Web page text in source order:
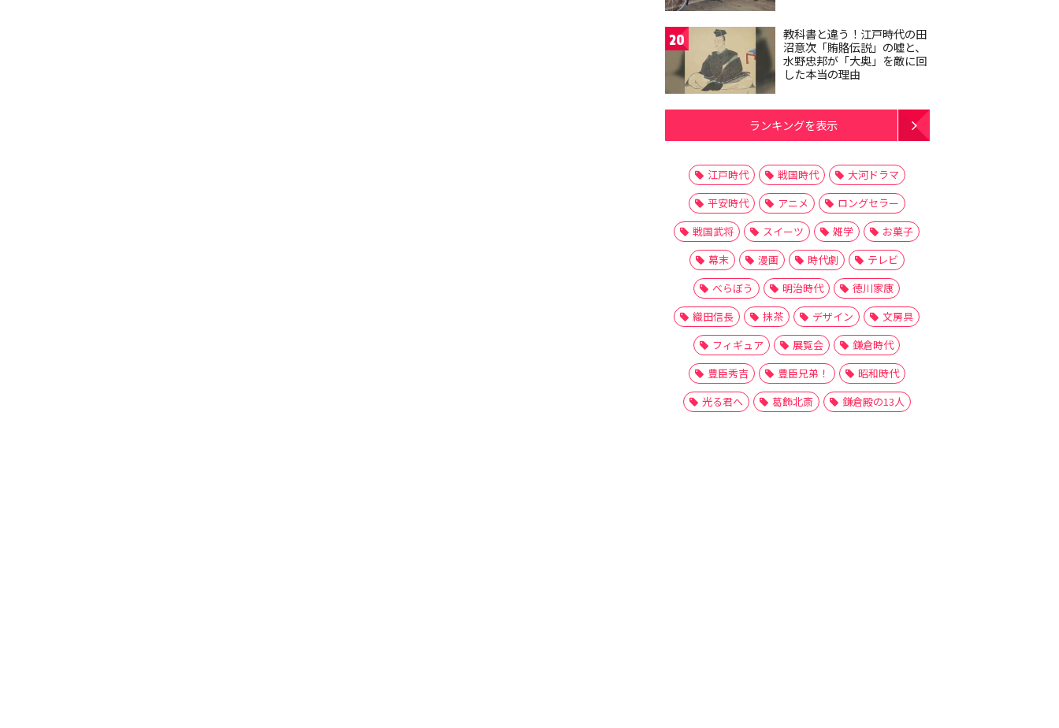
20
教科書と違う！江戸時代の田
沼意次「賄賂伝説」の嘘と、
水野忠邦が「大奥」を敵に回
した本当の理由
ランキングを表示
江戸時代 戦国時代
大河ドラマ
平安時代
アニメ
ロングセラー
戦国武将
スイーツ 雑学
お菓子
幕末
漫画 時代劇
テレビ
べらぼう
明治時代
徳川家康
織田信長
抹茶 デザイン
文房具
フィギュア
展覧会
鎌倉時代
豊臣秀吉
豊臣兄弟！
昭和時代
光る君へ
葛飾北斎 鎌倉殿の13人